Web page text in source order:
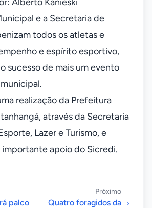
e a Secretaria de
todos os atletas e
e espírito esportivo,
sucesso de mais um evento
realização da Prefeitura
através da Secretaria
Lazer e Turismo, e
apoio do Sicredi.
palco
Próximo
Quatro foragidos da